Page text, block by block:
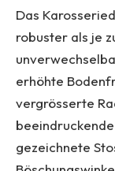
Das
robuster als je
erhöhte
vergrösserte
gezeichnete